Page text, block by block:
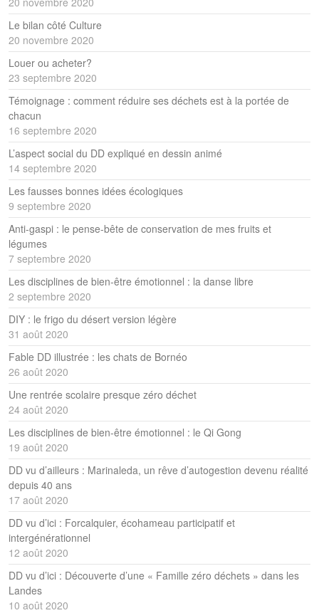
Le bilan côté Culture
20 novembre 2020
Louer ou acheter?
23 septembre 2020
Témoignage : comment réduire ses déchets est à la portée de
chacun
16 septembre 2020
L’aspect social du DD expliqué en dessin animé
14 septembre 2020
Les fausses bonnes idées écologiques
9 septembre 2020
Anti-gaspi : le pense-bête de conservation de mes fruits et
légumes
7 septembre 2020
Les disciplines de bien-être émotionnel : la danse libre
2 septembre 2020
DIY : le frigo du désert version légère
31 août 2020
Fable DD illustrée : les chats de Bornéo
26 août 2020
Une rentrée scolaire presque zéro déchet
24 août 2020
Les disciplines de bien-être émotionnel : le Qi Gong
19 août 2020
DD vu d’ailleurs : Marinaleda, un rêve d’autogestion devenu réalité
depuis 40 ans
17 août 2020
DD vu d’ici : Forcalquier, écohameau participatif et
intergénérationnel
12 août 2020
DD vu d’ici : Découverte d’une « Famille zéro déchets » dans les
Landes
10 août 2020